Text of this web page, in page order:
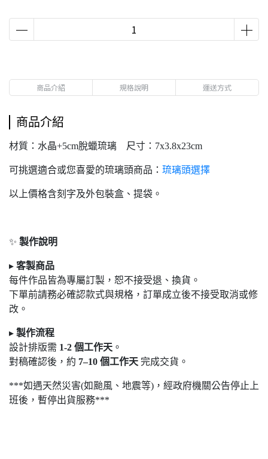
商品介紹 規格說明 運送方式
商品介紹
材質：水晶+5cm脫蠟琉璃 尺寸：7x3.8x23cm
可挑選適合或您喜愛的琉璃頭商品： 琉璃頭選擇
以上價格含刻字及外包裝盒、提袋。
✨ 製作說明
▸ 客製商品
每件作品皆為專屬訂製，恕不接受退 、換貨。
下單前請務必確認款式與規格，訂單成立後不接受取消或修
改。
▸ 製作流程
設計排版需 1-2 個工作天 。
對稿確認後，約 7–10 個工作天 完成交貨。
***如遇天然災害(如颱風、地震等)，經政府機關公告停止上
班後，暫停出貨服務***